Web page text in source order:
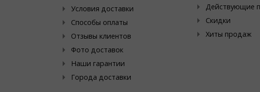
Условия доставки
Способы оплаты
Отзывы клиентов
Фото доставок
Наши гарантии
Города доставки
Действующие
Скидки
Хиты продаж